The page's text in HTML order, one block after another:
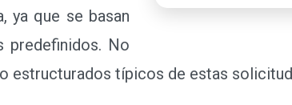
ya que se basan
predefinidos. No
estructurados típicos de estas